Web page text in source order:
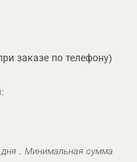
заказе по телефону)
. Минимальная сумма